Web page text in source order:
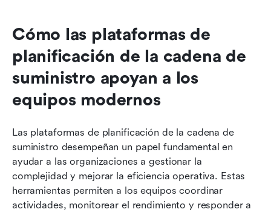
Cómo las plataformas de
planificación de la cadena de
suministro apoyan a los
equipos modernos
Las plataformas de planificación de la cadena de
suministro desempeñan un papel fundamental en
ayudar a las organizaciones a gestionar la
complejidad y mejorar la eficiencia operativa. Estas
herramientas permiten a los equipos coordinar